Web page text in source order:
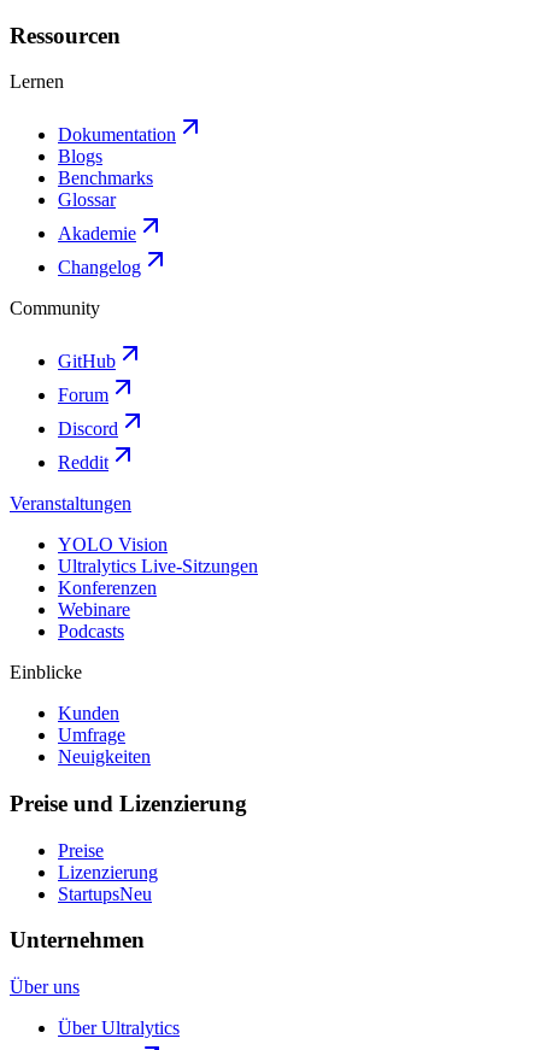
Ressourcen
Lernen
Dokumentation
Blogs
Benchmarks
Glossar
Akademie
Changelog
Community
GitHub
Forum
Discord
Reddit
Veranstaltungen
YOLO Vision
Ultralytics Live-Sitzungen
Konferenzen
Webinare
Podcasts
Einblicke
Kunden
Umfrage
Neuigkeiten
Preise und Lizenzierung
Preise
Lizenzierung
StartupsNeu
Unternehmen
Über uns
Über Ultralytics